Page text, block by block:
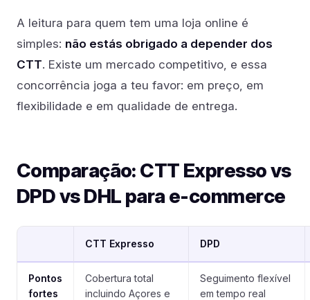
A leitura para quem tem uma loja online é
simples: não estás obrigado a depender dos
CTT. Existe um mercado competitivo, e essa
concorrência joga a teu favor: em preço, em
flexibilidade e em qualidade de entrega.
Comparação: CTT Expresso vs
DPD vs DHL para e-commerce
CTT Expresso DPD
Pontos
fortes
Cobertura total
incluindo Açores e
Seguimento flexível
em tempo real